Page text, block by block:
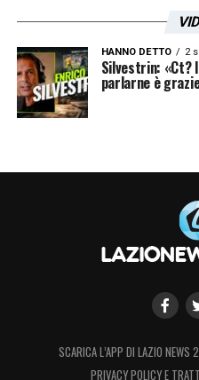
HANNO DETTO 2
Silvestrin: «Ct?
parlarne è
SCARICA L’APP DI LAZIO NEWS
PRIVACY POLICY E